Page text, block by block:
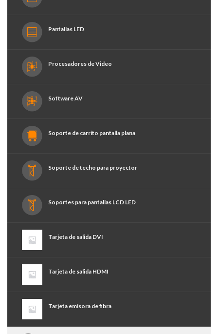
Pantallas LED
Procesadores de Video
Software AV
Soporte de carrito pantalla plana
Soporte de techo para proyector
Soportes para pantallas LCD LED
Tarjeta de salida DVI
Tarjeta de salida HDMI
Tarjeta emisora de fibra